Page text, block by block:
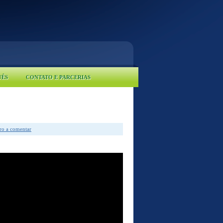
CONTATO E PARCERIAS
a comentar